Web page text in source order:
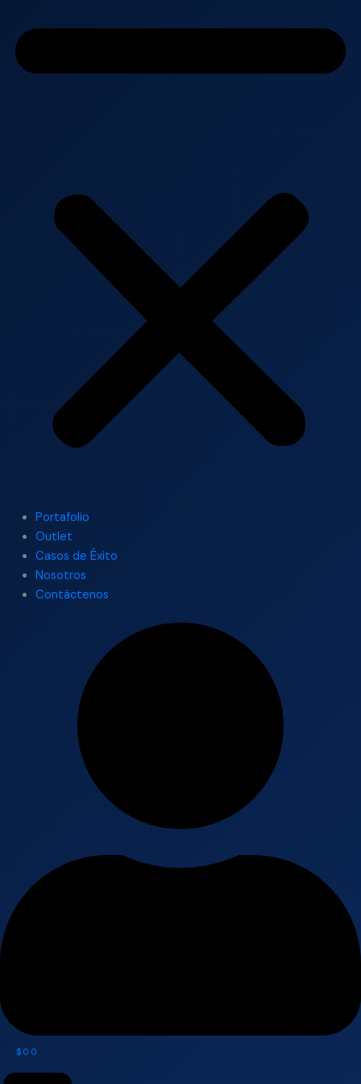
Portafolio
Outlet
Casos de Éxito
Nosotros
Contáctenos
$ 0 0